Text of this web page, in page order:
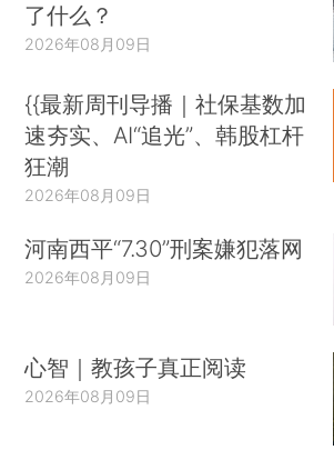
了什么？
2026年08月09日
{{最新周刊导播｜社保基数加
速夯实、AI“追光”、韩股杠杆
狂潮
2026年08月09日
河南西平“7.30”刑案嫌犯落网
2026年08月09日
心智｜教孩子真正阅读
2026年08月09日